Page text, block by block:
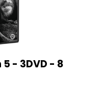
- 3DVD - 8